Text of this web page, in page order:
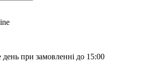
при замовленні до 15:00